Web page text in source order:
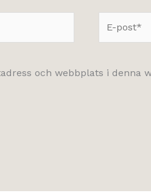
post*
och webbplats i denna